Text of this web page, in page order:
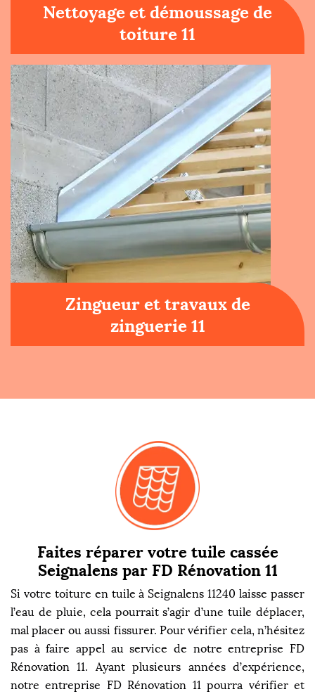
Nettoyage et démoussage de
toiture 11
Zingueur et travaux de
zinguerie 11
Faites réparer votre tuile cassée
Seignalens par FD Rénovation 11
Si votre toiture en tuile à Seignalens 11240 laisse passer
l’eau de pluie, cela pourrait s’agir d’une tuile déplacer,
mal placer ou aussi fissurer. Pour vérifier cela, n’hésitez
pas à faire appel au service de notre entreprise FD
Rénovation 11. Ayant plusieurs années d’expérience,
notre entreprise FD Rénovation 11 pourra vérifier et